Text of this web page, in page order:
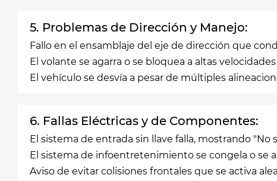
5. Problemas de Dirección y Manejo:
Fallo en el ensamblaje del eje de dirección que
El volante se agarra o se bloquea a altas
El vehículo se desvía a pesar de múltiples
6. Fallas Eléctricas y de Componentes:
El sistema de entrada sin llave falla, mostrando
El sistema de infoentretenimiento se congela o se
Aviso de evitar colisiones frontales que se activa